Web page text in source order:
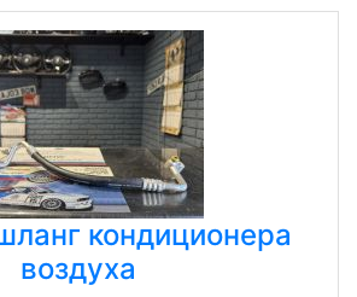
кондиционера
воздуха